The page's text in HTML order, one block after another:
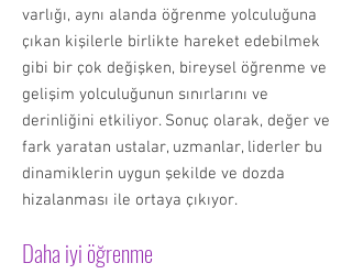
varlığı, aynı alanda öğrenme yolculuğuna
çıkan kişilerle birlikte hareket edebilmek
gibi bir çok değişken, bireysel öğrenme ve
gelişim yolculuğunun sınırlarını ve
derinliğini etkiliyor. Sonuç olarak, değer ve
fark yaratan ustalar, uzmanlar, liderler bu
dinamiklerin uygun şekilde ve dozda
hizalanması ile ortaya çıkıyor.
Daha iyi öğrenme